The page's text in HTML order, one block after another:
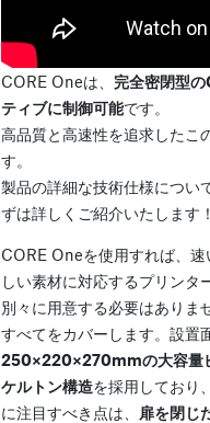
CORE Oneは、 完全密閉型
ティブに制御可能です。
高品質と高速性を追求したこ
す。
製品の詳細な技術仕様につい
ずは詳しくご紹介いたします！
CORE Oneを使用すれば、
しい素材に対応するプリンタ
別々に用意する必要はありま
すべてをカバーします。設置
250×220×270mmの大容量
ケルトン構造を採用しており
に注目すべき点は、
扉を閉じ